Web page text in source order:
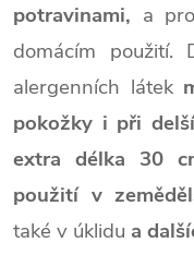
potravinami, a
domácím použití.
alergenních látek
pokožky i při
extra délka 30
použití v
také v úklidu a